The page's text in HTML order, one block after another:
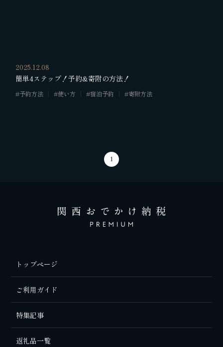
2025.12.08
簡単4ステップ！予約&寄附の方法！
#予約方法 #使い方 #宿泊予約 #寄附方法
1
トップページ
ご利用ガイド
特集記事
返礼品一覧